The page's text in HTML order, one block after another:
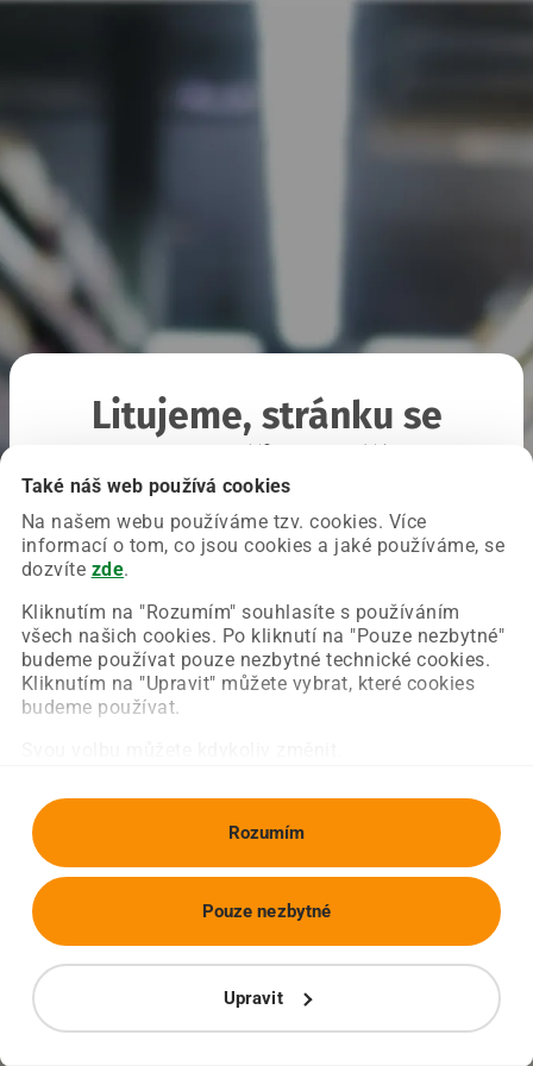
Také náš web používá cookies
Na našem webu používáme tzv. cookies. Více
informací o tom, co jsou cookies a jaké používáme, se
dozvíte zde.
Kliknutím na "Rozumím" souhlasíte s používáním
všech našich cookies. Po kliknutí na "Pouze nezbytné"
budeme používat pouze nezbytné technické cookies.
Kliknutím na "Upravit" můžete vybrat, které cookies
budeme používat.
Rozumím
Upravit
Pouze nezbytné
Litujeme, stránku se
Chyba nastala na naší straně a už ji opravujeme.
Zkuste prosím znovu načíst požadovanou stránku.
Obnovit stránku Úvodní strana